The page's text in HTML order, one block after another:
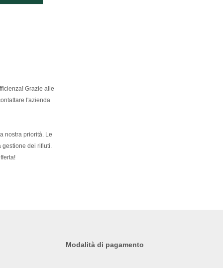
Grazie alle
l'azienda
nostra priorità. Le
gestione dei rifiuti.
Modalità di pagamento